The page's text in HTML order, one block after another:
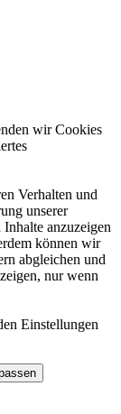
wir Cookies
Verhalten und
unserer
anzuzeigen
können wir
abgleichen und
nur wenn
Einstellungen